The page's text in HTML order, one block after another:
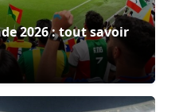
2026 : tout savoir